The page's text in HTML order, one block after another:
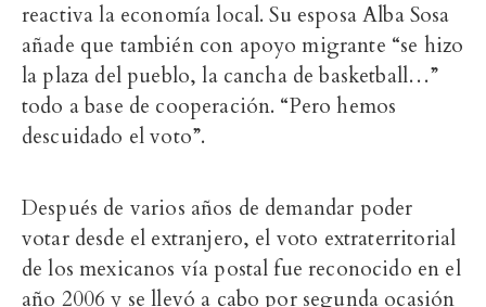
reactiva la economía local. Su esposa Alba Sosa
añade que también con apoyo migrante “se hizo
la plaza del pueblo, la cancha de basketball…”
todo a base de cooperación. “Pero hemos
descuidado el voto”.
Después de varios años de demandar poder
votar desde el extranjero, el voto extraterritorial
de los mexicanos vía postal fue reconocido en el
año 2006 y se llevó a cabo por segunda ocasión